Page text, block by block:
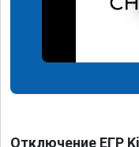
Отключение ЕГР